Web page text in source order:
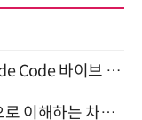
"모든 담당자(비개발자)를 위한 Claude Code 바이브 코딩 2-day 부트캠프" 9월 16~17일 개최
“큐비트·양자 알고리즘·Qiskit 실습으로 이해하는 차세대 컴퓨팅” (8/28)